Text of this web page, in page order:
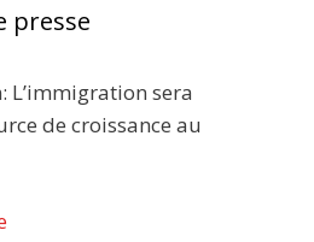
presse
L’immigration sera
de croissance au